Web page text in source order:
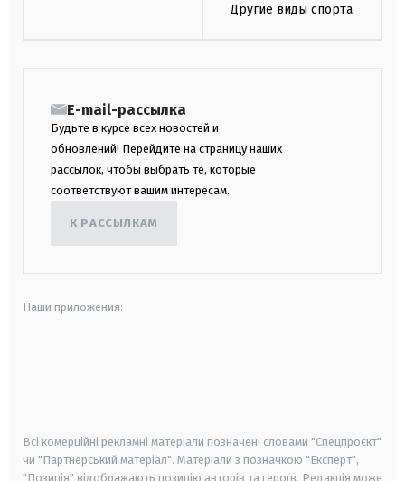
Другие виды спорта
E-mail-рассылка
Будьте в курсе всех новостей и
обновлений! Перейдите на страницу наших
рассылок, чтобы выбрать те, которые
соответствуют вашим интересам.
К РАССЫЛКАМ
Наши приложения:
Всі комерційні рекламні матеріали позначені словами "Спецпроєкт"
чи "Партнерський матеріал". Матеріали з позначкою "Експерт",
"Позиція" відображають позицію авторів та героїв. Редакція може